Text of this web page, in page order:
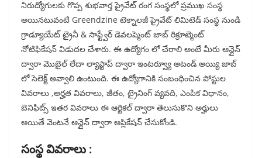
నిరుద్యోగులకు గొప్ప శుభవార్త ప్రైవేట్ రంగ సంస్థలో ప్రముఖ సంస్థ
అయినటువంటి Greendzine టెక్నాలజీ ప్రైవేట్ లిమిటెడ్ సంస్థ నుండి
గ్రాడ్యూయేట్ ట్రైనీ & సాఫ్ట్వేర్ డెవలప్మెంట్ జాబ్ రిక్రూట్మెంట్
నోటిఫికేషన్ విడుదల చేశారు. ఈ ఉద్యోగం లో చేరాలి అంటే మీరు ఆన్లైన్
ద్వారా మొబైల్ లేదా ల్యాప్టాప్ ద్వారా ఇంటర్వ్యూ అటండ్ అయ్యి జాబ్
లో సెలెక్ట్ అవ్వాలి ఉంటుంది. ఈ ఉద్యోగానికి సంబంధించిన పోస్టుల
వివరాలు ,అర్హత వివరాలు, జీతం, ట్రైనింగ్ వ్యవది, ఎంపిక విధానం,
బెనిఫిట్స్ ఇతర వివరాలు ఈ ఆర్టికల్ ద్వారా తెలుసుకొని అర్హులు
అయితే వెంటనే ఆన్లైన్ ద్వారా అప్లికేషన్ చేసుకోండి.
సంస్థ వివరాలు :